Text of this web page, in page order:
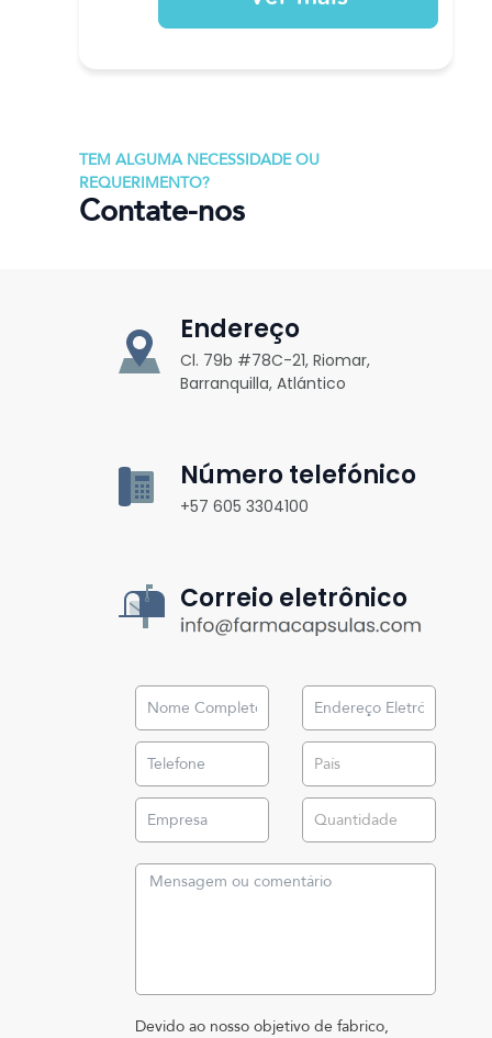
TEM ALGUMA NECESSIDADE OU
REQUERIMENTO?
Contate-nos
Endereço
Cl. 79b #78C-21, Riomar,
Barranquilla, Atlántico
Número telefónico
+57 605 3304100
Correio eletrônico
Devido ao nosso objetivo de fabrico,